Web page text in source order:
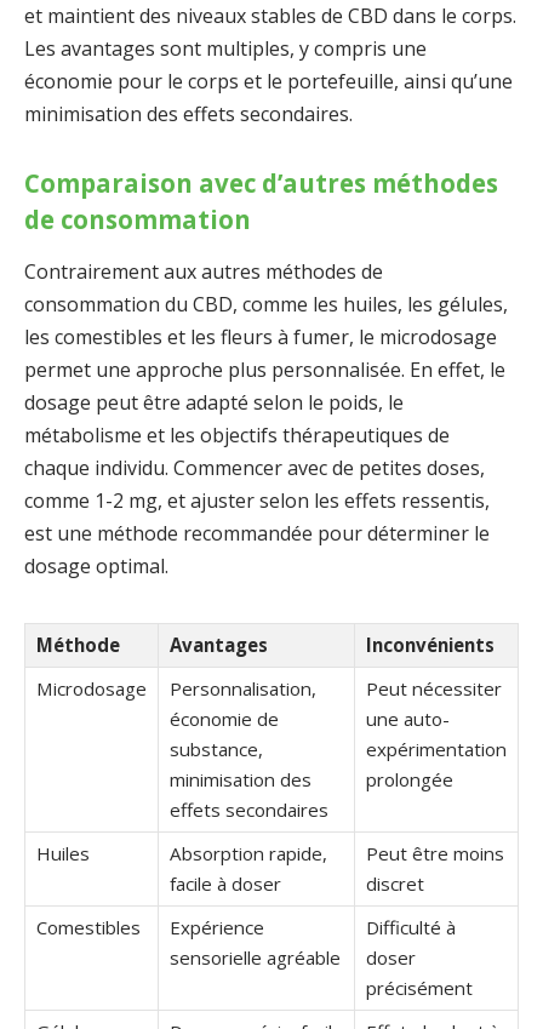
et maintient des niveaux stables de CBD dans le corps.
Les avantages sont multiples, y compris une
économie pour le corps et le portefeuille, ainsi qu’une
minimisation des effets secondaires.
Comparaison avec d’autres méthodes
de consommation
Contrairement aux autres méthodes de
consommation du CBD, comme les huiles, les gélules,
les comestibles et les fleurs à fumer, le microdosage
permet une approche plus personnalisée. En effet, le
dosage peut être adapté selon le poids, le
métabolisme et les objectifs thérapeutiques de
chaque individu. Commencer avec de petites doses,
comme 1-2 mg, et ajuster selon les effets ressentis,
est une méthode recommandée pour déterminer le
dosage optimal.
Méthode Avantages
Inconvénients
Microdosage
Personnalisation,
économie de
substance,
minimisation des
effets secondaires
Peut nécessiter
une auto-
expérimentation
prolongée
Huiles
Absorption rapide,
facile à doser
Peut être moins
discret
Comestibles
Expérience
sensorielle agréable
Difficulté à
doser
précisément